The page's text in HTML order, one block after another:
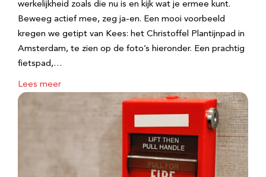
werkelijkheid zoals die nu is en kijk wat je ermee kunt.
Beweeg actief mee, zeg ja-en. Een mooi voorbeeld
kregen we getipt van Kees: het Christoffel Plantijnpad in
Amsterdam, te zien op de foto’s hieronder. Een prachtig
fietspad,…
Lees meer